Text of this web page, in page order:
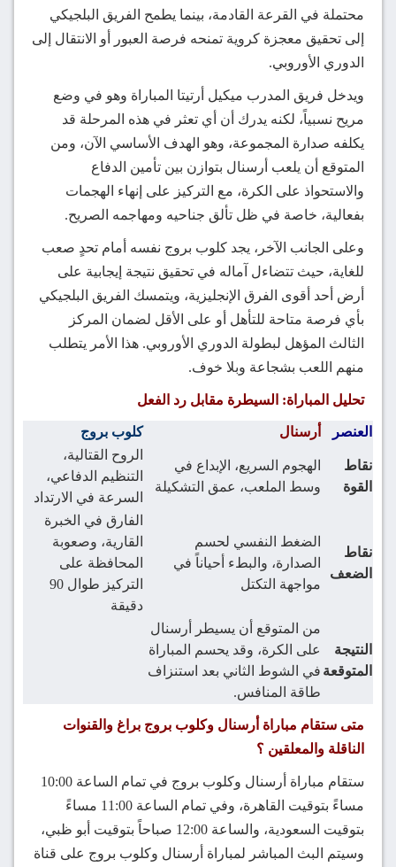
محتملة في القرعة القادمة، بينما يطمح الفريق البلجيكي
إلى تحقيق معجزة كروية تمنحه فرصة العبور أو الانتقال إلى
الدوري الأوروبي.
ويدخل فريق المدرب ميكيل أرتيتا المباراة وهو في وضع
مريح نسبياً، لكنه يدرك أن أي تعثر في هذه المرحلة قد
يكلفه صدارة المجموعة، وهو الهدف الأساسي الآن، ومن
المتوقع أن يلعب أرسنال بتوازن بين تأمين الدفاع
والاستحواذ على الكرة، مع التركيز على إنهاء الهجمات
بفعالية، خاصة في ظل تألق جناحيه ومهاجمه الصريح.
وعلى الجانب الآخر، يجد كلوب بروج نفسه أمام تحدٍ صعب
للغاية، حيث تتضاءل آماله في تحقيق نتيجة إيجابية على
أرض أحد أقوى الفرق الإنجليزية، ويتمسك الفريق البلجيكي
بأي فرصة متاحة للتأهل أو على الأقل لضمان المركز
الثالث المؤهل لبطولة الدوري الأوروبي. هذا الأمر يتطلب
منهم اللعب بشجاعة وبلا خوف.
تحليل المباراة: السيطرة مقابل رد الفعل
العنصر أرسنال كلوب بروج
نقاط
القوة
الهجوم السريع، الإبداع في
وسط الملعب، عمق التشكيلة
الروح القتالية،
التنظيم الدفاعي،
السرعة في الارتداد
نقاط
الضعف
الضغط النفسي لحسم
الصدارة، والبطء أحياناً في
مواجهة التكتل
الفارق في الخبرة
القارية، وصعوبة
المحافظة على
التركيز طوال 90
دقيقة
النتيجة
المتوقعة
من المتوقع أن يسيطر أرسنال
على الكرة، وقد يحسم المباراة
في الشوط الثاني بعد استنزاف
طاقة المنافس.
متى ستقام مباراة أرسنال وكلوب بروج براغ والقنوات
الناقلة والمعلقين ؟
ستقام مباراة أرسنال وكلوب بروج في تمام الساعة 10:00
مساءً بتوقيت القاهرة، وفي تمام الساعة 11:00 مساءً
بتوقيت السعودية، والساعة 12:00 صباحاً بتوقيت أبو ظبي،
وسيتم البث المباشر لمباراة أرسنال وكلوب بروج على قناة